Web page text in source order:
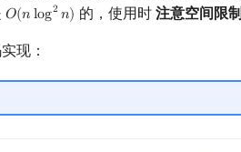
𝑂(𝑛log2 𝑛)
O(nlog2n) 的，使用时 注意空间限制
现：